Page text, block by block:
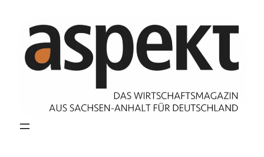
Inhalt
springen